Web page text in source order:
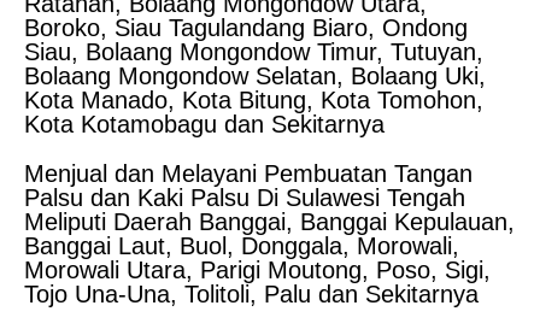
Boroko, Siau Tagulandang Biaro, Ondong
Siau, Bolaang Mongondow Timur, Tutuyan,
Bolaang Mongondow Selatan, Bolaang Uki,
Kota Manado, Kota Bitung, Kota Tomohon,
Kota Kotamobagu dan Sekitarnya
Menjual dan Melayani Pembuatan Tangan
Palsu dan Kaki Palsu Di Sulawesi Tengah
Meliputi Daerah Banggai, Banggai Kepulauan,
Banggai Laut, Buol, Donggala, Morowali,
Morowali Utara, Parigi Moutong, Poso, Sigi,
Tojo Una-Una, Tolitoli, Palu dan Sekitarnya